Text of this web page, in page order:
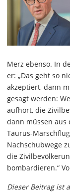
Merz ebenso. In
er: „Das geht so
akzeptiert, dann
gesagt werden:
aufhört, die
dann müssen aus
Taurus-
Nachschubwege
die
bombardieren.“
Dieser Beitrag ist